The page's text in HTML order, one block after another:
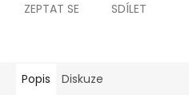
ZEPTAT SE SDÍLET
Popis Diskuze